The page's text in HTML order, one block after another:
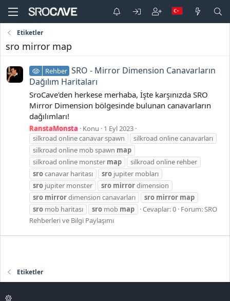
Etiketler
sro mirror map
Rehber SRO - Mirror Dimension Canavarların
Dağılım Haritaları
SroCave'den herkese merhaba, İşte karşınızda SRO
Mirror Dimension bölgesinde bulunan canavarların
dağılımları!
RanstaMonsta Konu
1 Eyl 2023
silkroad online canavar spawn
silkroad online canavarları
silkroad online mob spawn map
silkroad online monster map
silkroad online rehber
srocanavar haritası sro jupiter mobları
sro jupiter monster sro mirrordimension
sro mirrordimension canavarları sro mirror map
sro mob haritası sro mob map Cevaplar: 0 Forum:SRO
Rehberleri ve Bilgi Paylaşımı
Etiketler